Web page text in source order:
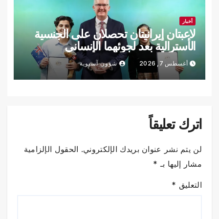
أخبار
لاعبتان إيرانيتان تحصلان على الجنسية
الأسترالية بعد لجوئهما الإنساني
أغسطس 7, 2026 شؤون آسيوية
اترك تعليقاً
لن يتم نشر عنوان بريدك الإلكتروني. الحقول الإلزامية
مشار إليها بـ *
التعليق *